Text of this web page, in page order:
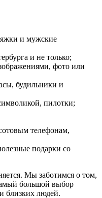
и мужские
и не только;
фото или
будильники и
пилотки;
телефонам,
подарки со
Мы заботимся о том,
большой выбор
близких людей.